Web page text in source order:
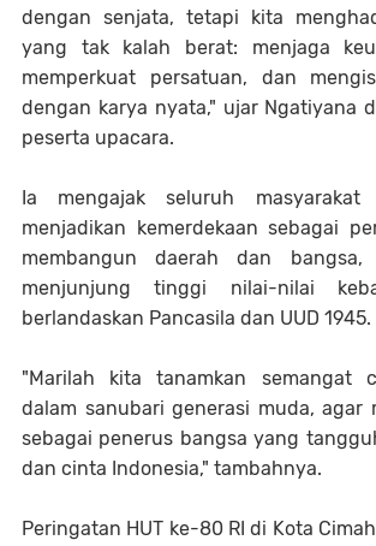
dengan senjata, tetapi kita
yang tak kalah berat: menjaga
memperkuat persatuan, dan
dengan karya nyata," ujar Ngatiyana
peserta upacara.
Ia mengajak seluruh
menjadikan kemerdekaan sebagai
membangun daerah dan
menjunjung tinggi nilai-nilai
berlandaskan Pancasila dan UUD 1945.
"Marilah kita tanamkan semangat
dalam sanubari generasi muda, agar
sebagai penerus bangsa yang
dan cinta Indonesia," tambahnya.
Peringatan HUT ke-80 RI di Kota